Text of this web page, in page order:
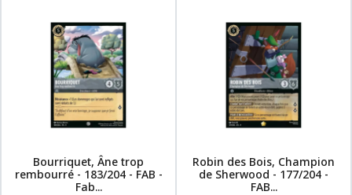
Bourriquet, Âne trop
rembourré - 183/204 - FAB -
Fab...
Robin des Bois, Champion
de Sherwood - 177/204 -
FAB...